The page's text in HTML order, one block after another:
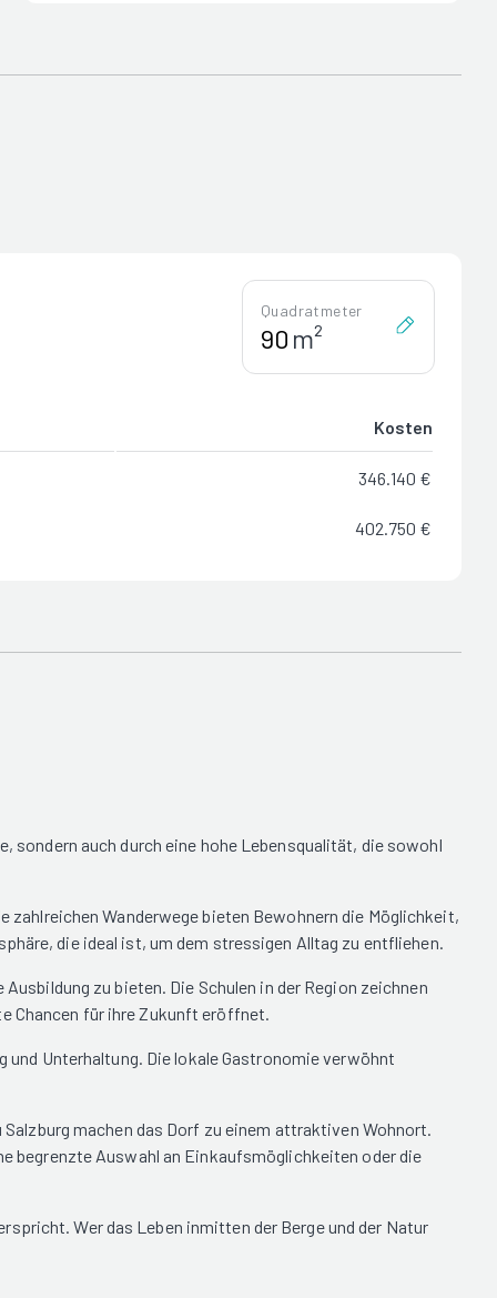
Quadratmeter
m²
Kosten
346.140 €
402.750 €
sondern auch durch eine hohe Lebensqualität, die sowohl
Wanderwege bieten Bewohnern die Möglichkeit,
die ideal ist, um dem stressigen Alltag zu entfliehen.
zu bieten. Die Schulen in der Region zeichnen
Chancen für ihre Zukunft eröffnet.
und Unterhaltung. Die lokale Gastronomie verwöhnt
machen das Dorf zu einem attraktiven Wohnort.
begrenzte Auswahl an Einkaufsmöglichkeiten oder die
Wer das Leben inmitten der Berge und der Natur